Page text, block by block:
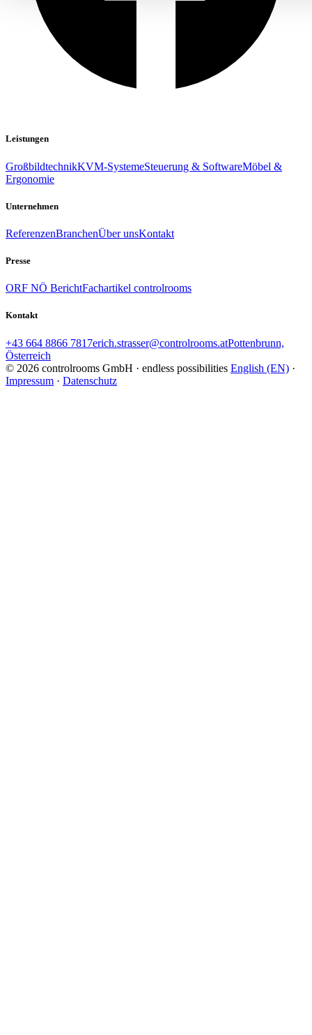
Leistungen
GroßbildtechnikKVM-SystemeSteuerung & SoftwareMöbel &
Ergonomie
Unternehmen
ReferenzenBranchenÜber unsKontakt
Presse
ORF NÖ BerichtFachartikel controlrooms
Kontakt
+43 664 8866 7817erich.strasser@controlrooms.atPottenbrunn,
Österreich
© 2026 controlrooms GmbH · endless possibilities English (EN) ·
Impressum · Datenschutz